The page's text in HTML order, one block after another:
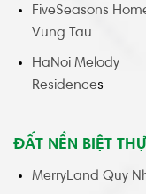
FiveSeasons
Vung Tau
HaNoi Melody
Residences
ĐẤT NỀN BIỆT THỰ
MerryLand Quy